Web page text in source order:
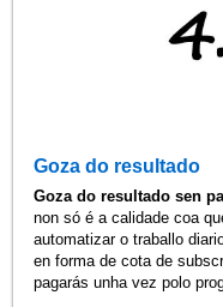
Goza do resultado
Goza do resultado sen
non só é a calidade coa
automatizar o traballo
en forma de cota de
pagarás unha vez polo